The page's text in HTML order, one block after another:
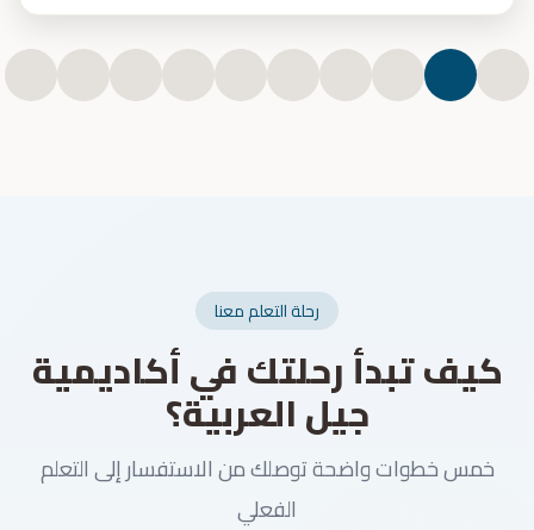
رحلة التعلم معنا
كيف تبدأ رحلتك في أكاديمية
جيل العربية؟
خمس خطوات واضحة توصلك من الاستفسار إلى التعلم
الفعلي